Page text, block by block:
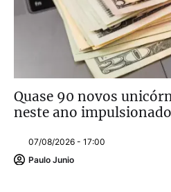
Quase 90 novos
neste ano
07/08/2026 - 17:00
Paulo Junio